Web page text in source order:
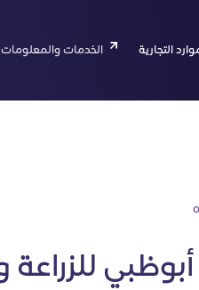
التجارية الخدمات والمعلومات
للزراعة